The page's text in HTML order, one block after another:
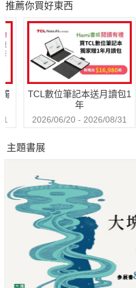
1 發作時的劇烈疼痛，是連風吹
2 病症特性：劇烈疼痛、來去如風
目前國人得痛風多達50萬人，
性，最近連女性患者都增加，
民病。可稱作「準痛風病患」
萬人。
白）、運動過度有關。「痛風
習慣的代謝性疾病，被稱為「眾
「富貴病」。還容易引發腎臟
脈硬化、中風、結石等併發症！
[本書特色]
◎170道調養痛風健康料理 & 8
依據最適合患者的食材，設計
關，詳細分析營養成分和功效
◎10種有效減少尿酸明星食材
推薦你買好東西
TCL數位筆記本送月讀包1
年
2026/06/20 - 2026/08/31
主題書展